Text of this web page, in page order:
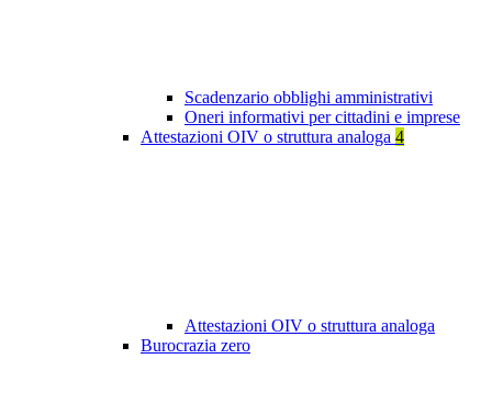
Scadenzario obblighi amministrativi
Oneri informativi per cittadini e imprese
Attestazioni OIV o struttura analoga 4
Attestazioni OIV o struttura analoga
Burocrazia zero